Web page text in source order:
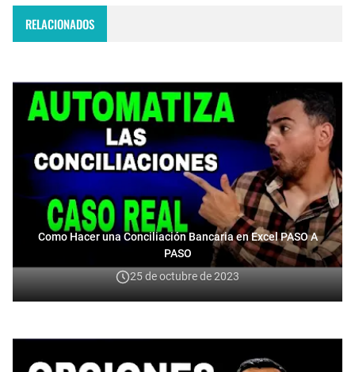
RELACIONADOS
Como Hacer una Conciliación Bancaria en Excel PASO A
PASO
25 de octubre de 2023